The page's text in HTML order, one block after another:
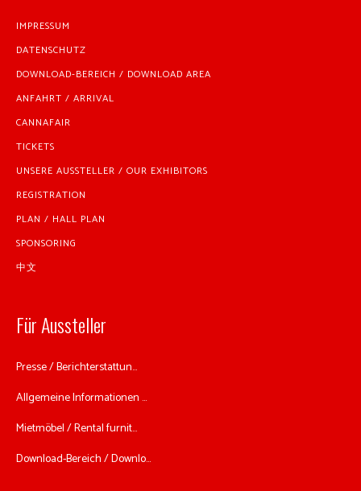
IMPRESSUM
DATENSCHUTZ
DOWNLOAD-BEREICH / DOWNLOAD AREA
ANFAHRT / ARRIVAL
CANNAFAIR
TICKETS
UNSERE AUSSTELLER / OUR EXHIBITORS
REGISTRATION
PLAN / HALL PLAN
SPONSORING
中文
Für Aussteller
Presse / Berichterstattun...
Allgemeine Informationen ...
Mietmöbel / Rental furnit...
Download-Bereich / Downlo...